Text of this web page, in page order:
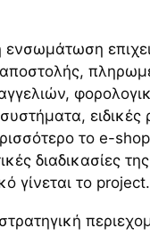
ενσωμάτωση
ειδικές
το e-
διαδικασίες
γίνεται το project.